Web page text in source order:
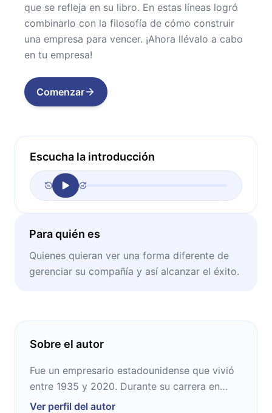
que se refleja en su libro. En estas líneas logró
combinarlo con la filosofía de cómo construir
una empresa para vencer. ¡Ahora llévalo a cabo
en tu empresa!
Comenzar
Escucha la introducción
Para quién es
Quienes quieran ver una forma diferente de
gerenciar su compañía y así alcanzar el éxito.
Sobre el autor
Fue un empresario estadounidense que vivió
entre 1935 y 2020. Durante su carrera en
General Electric ayudó a la compañía a
Ver perfil del autor